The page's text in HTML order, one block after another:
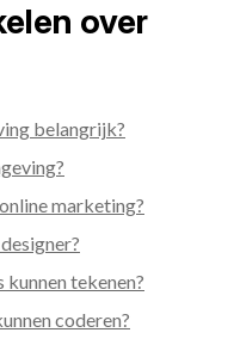
over
belangrijk?
marketing?
tekenen?
coderen?